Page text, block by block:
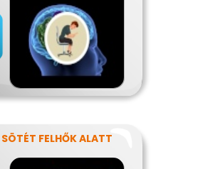
SÖTÉT FELHŐK ALATT